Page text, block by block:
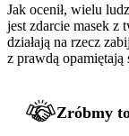
Jak ocenił, wielu
jest zdarcie masek z
działają na rzecz
z prawdą opamiętają
Zróbmy